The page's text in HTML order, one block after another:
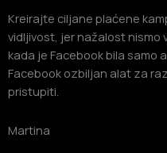
Kreirajte ciljane plaćene
vidljivost, jer nažalost nismo
kada je Facebook bila samo
Facebook ozbiljan alat za
pristupiti.
Martina